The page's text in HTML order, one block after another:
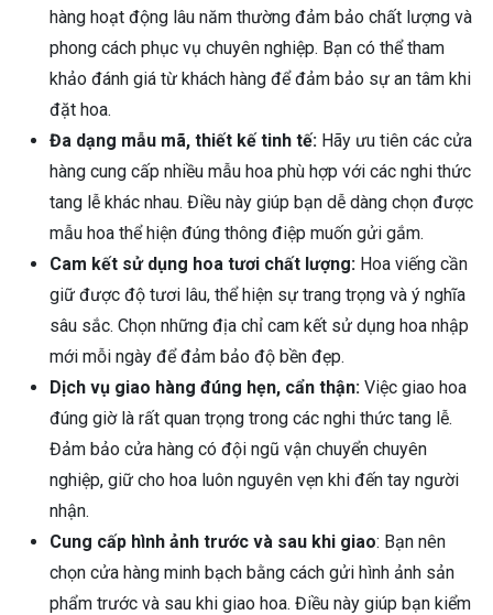
hàng hoạt động lâu năm thường đảm bảo chất lượng và
phong cách phục vụ chuyên nghiệp. Bạn có thể tham
khảo đánh giá từ khách hàng để đảm bảo sự an tâm khi
đặt hoa.
Đa dạng mẫu mã, thiết kế tinh tế: Hãy ưu tiên các cửa
hàng cung cấp nhiều mẫu hoa phù hợp với các nghi thức
tang lễ khác nhau. Điều này giúp bạn dễ dàng chọn được
mẫu hoa thể hiện đúng thông điệp muốn gửi gắm.
Cam kết sử dụng hoa tươi chất lượng: Hoa viếng cần
giữ được độ tươi lâu, thể hiện sự trang trọng và ý nghĩa
sâu sắc. Chọn những địa chỉ cam kết sử dụng hoa nhập
mới mỗi ngày để đảm bảo độ bền đẹp.
Dịch vụ giao hàng đúng hẹn, cẩn thận: Việc giao hoa
đúng giờ là rất quan trọng trong các nghi thức tang lễ.
Đảm bảo cửa hàng có đội ngũ vận chuyển chuyên
nghiệp, giữ cho hoa luôn nguyên vẹn khi đến tay người
nhận.
Cung cấp hình ảnh trước và sau khi giao: Bạn nên
chọn cửa hàng minh bạch bằng cách gửi hình ảnh sản
phẩm trước và sau khi giao hoa. Điều này giúp bạn kiểm